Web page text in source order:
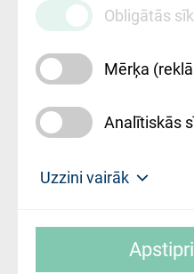
Maksas
pakalpojumu
cenrādis
Obligātās
Mērķa
Analītiskās
Uzzini vairāk
slimnīca, turpmāk –